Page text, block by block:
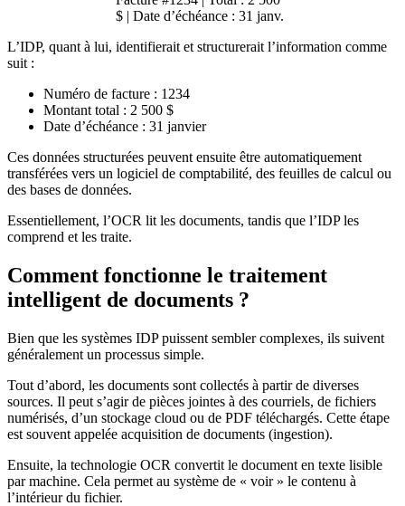
$ | Date d’échéance : 31 janv.
L’IDP, quant à lui, identifierait et structurerait l’information comme
suit :
Numéro de facture : 1234
Montant total : 2 500 $
Date d’échéance : 31 janvier
Ces données structurées peuvent ensuite être automatiquement
transférées vers un logiciel de comptabilité, des feuilles de calcul ou
des bases de données.
Essentiellement, l’OCR lit les documents, tandis que l’IDP les
comprend et les traite.
Comment fonctionne le traitement
intelligent de documents ?
Bien que les systèmes IDP puissent sembler complexes, ils suivent
généralement un processus simple.
Tout d’abord, les documents sont collectés à partir de diverses
sources. Il peut s’agir de pièces jointes à des courriels, de fichiers
numérisés, d’un stockage cloud ou de PDF téléchargés. Cette étape
est souvent appelée acquisition de documents (ingestion).
Ensuite, la technologie OCR convertit le document en texte lisible
par machine. Cela permet au système de « voir » le contenu à
l’intérieur du fichier.